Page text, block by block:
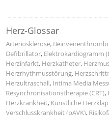
Herz-Glossar
Arteriosklerose,
Defibrillator, Elektrokardiogramm
Herzinfarkt, Herzkatheter,
Herzrhythmusstörung,
Herzultraschall, Intima Media
Resynchronisationstherapie (CRT),
Herzkrankheit, Künstliche
Verschlusskrankheit (pAVK),